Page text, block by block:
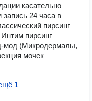
касательно
24 часа в
пирсинг
пирсинг
мод (Микродермалы,
мочек
1